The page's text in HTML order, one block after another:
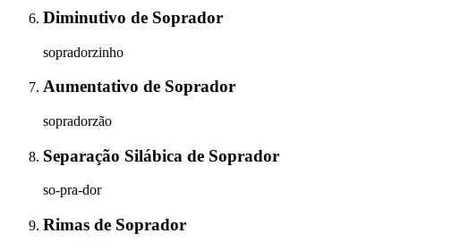
Diminutivo de Soprador
sopradorzinho
Aumentativo de Soprador
sopradorzão
Separação Silábica de Soprador
so-pra-dor
Rimas de Soprador